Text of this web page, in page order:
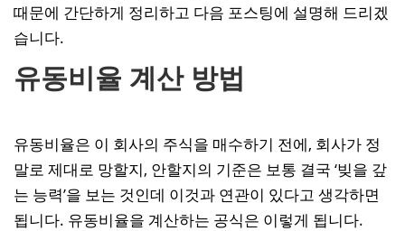
때문에 간단하게 정리하고 다음 포스팅에 설명해 드리겠
습니다.
유동비율 계산 방법
유동비율은 이 회사의 주식을 매수하기 전에, 회사가 정
말로 제대로 망할지, 안할지의 기준은 보통 결국 ‘빚을 갚
는 능력’을 보는 것인데 이것과 연관이 있다고 생각하면
됩니다. 유동비율을 계산하는 공식은 이렇게 됩니다.